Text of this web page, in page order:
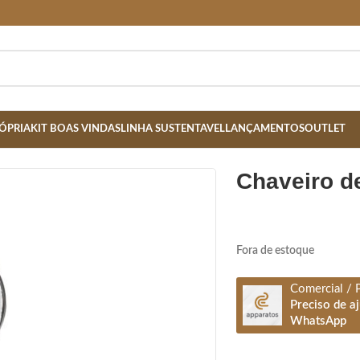
KIT BOAS VINDASLINHA SUSTENTAVELLANÇAMENTOSOUTLET
chaveiro
Fora de estoque
Comercial /
Preciso de
WhatsApp